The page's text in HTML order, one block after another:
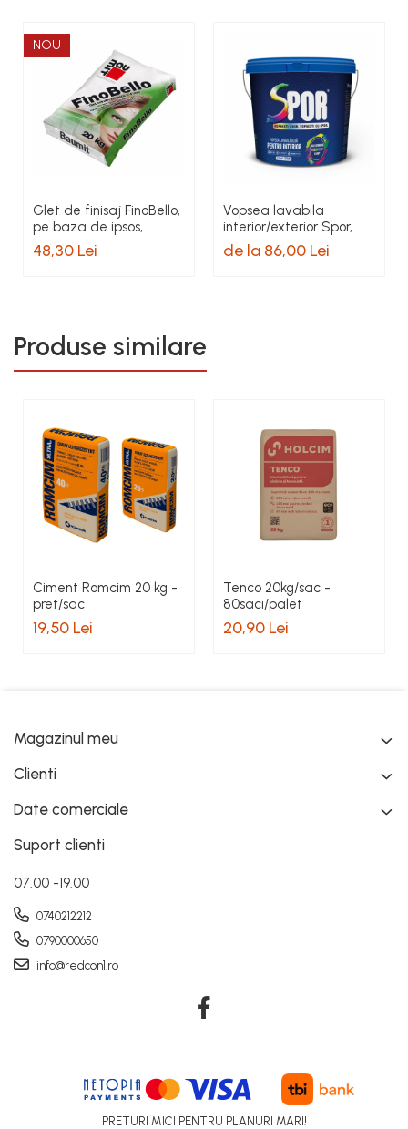
NOU
Glet de finisaj FinoBello,
pe baza de ipsos,
interior, 20 kg
48,30 Lei
Vopsea lavabila
interior/exterior Spor,
alba
de la 86,00 Lei
Produse similare
Ciment Romcim 20 kg -
pret/sac
19,50 Lei
Tenco 20kg/sac -
80saci/palet
20,90 Lei
Magazinul meu
Clienti
Date comerciale
Suport clienti
07.00 -19.00
0740212212
0790000650
info@redcon1.ro
PRETURI MICI PENTRU PLANURI MARI!